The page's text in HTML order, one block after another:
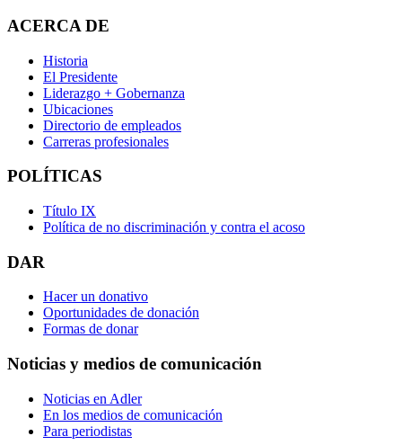
ACERCA DE
Historia
El Presidente
Liderazgo + Gobernanza
Ubicaciones
Directorio de empleados
Carreras profesionales
POLÍTICAS
Título IX
Política de no discriminación y contra el acoso
DAR
Hacer un donativo
Oportunidades de donación
Formas de donar
Noticias y medios de comunicación
Noticias en Adler
En los medios de comunicación
Para periodistas